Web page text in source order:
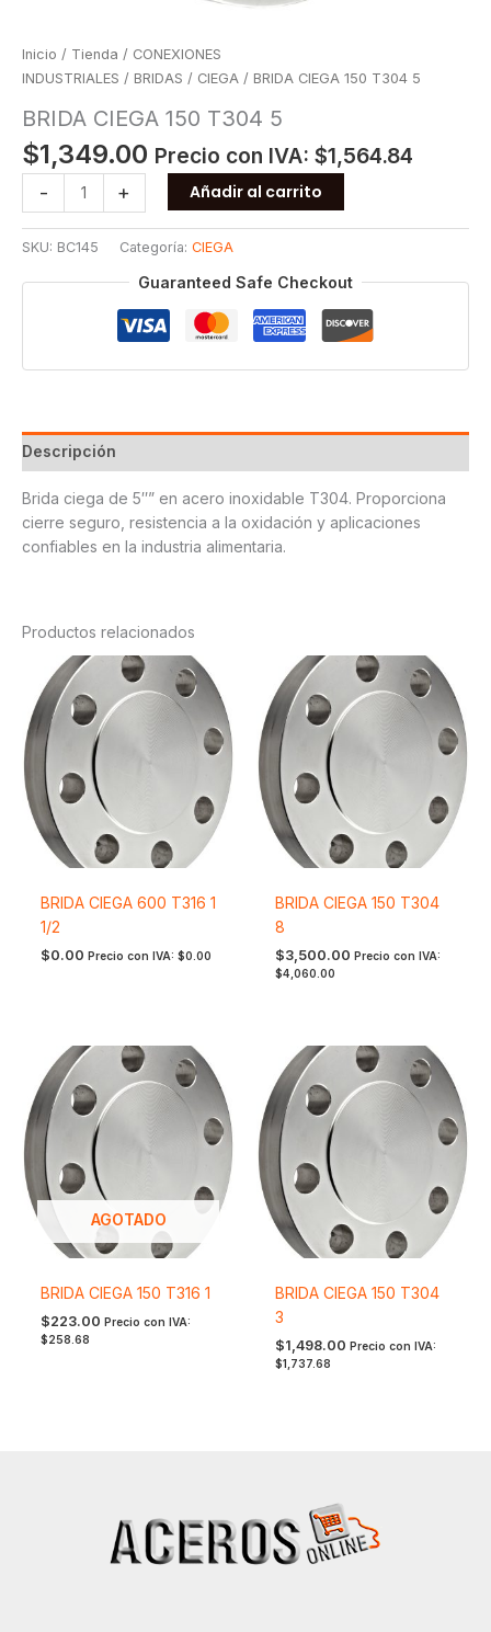
Inicio / Tienda / CONEXIONES
INDUSTRIALES / BRIDAS / CIEGA / BRIDA CIEGA 150 T304 5
BRIDA CIEGA 150 T304 5
$1,349.00 Precio con IVA: $1,564.84
-
CIEGA
150
T304
5
+ Añadir al carrito
SKU: BC145 Categoría: CIEGA
Guaranteed Safe Checkout
Descripción
Brida ciega de 5″” en acero inoxidable T304. Proporciona
cierre seguro, resistencia a la oxidación y aplicaciones
confiables en la industria alimentaria.
Productos relacionados
BRIDA CIEGA 600 T316 1
1/2
$0.00 Precio con IVA: $0.00
BRIDA CIEGA 150 T304
8
$3,500.00 Precio con IVA:
$4,060.00
AGOTADO
BRIDA CIEGA 150 T316 1
$223.00 Precio con IVA:
$258.68
BRIDA CIEGA 150 T304
3
$1,498.00 Precio con IVA:
$1,737.68